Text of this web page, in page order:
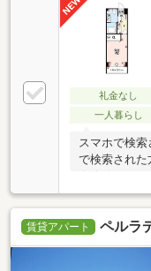
礼金なし
一人暮らし
スマホで検
で検索され
賃貸アパート ペルラ